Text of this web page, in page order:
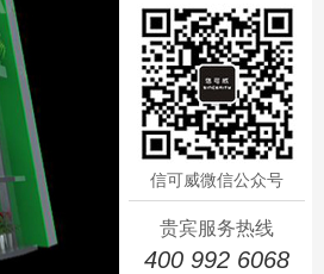
信可威微信公众号
贵宾服务热线
400 992 6068